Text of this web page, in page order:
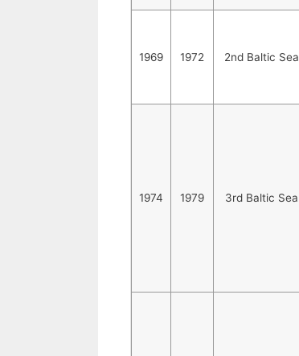
1969 1972 2nd Baltic Sea
1974 1979 3rd Baltic Sea